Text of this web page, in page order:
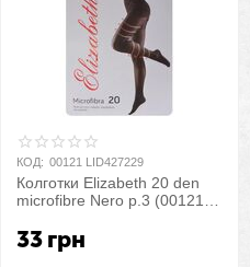
КОД: 00121 LID427229
Колготки Elizabeth 20 den
microfibre Nero р.3 (00121) |
33 грн